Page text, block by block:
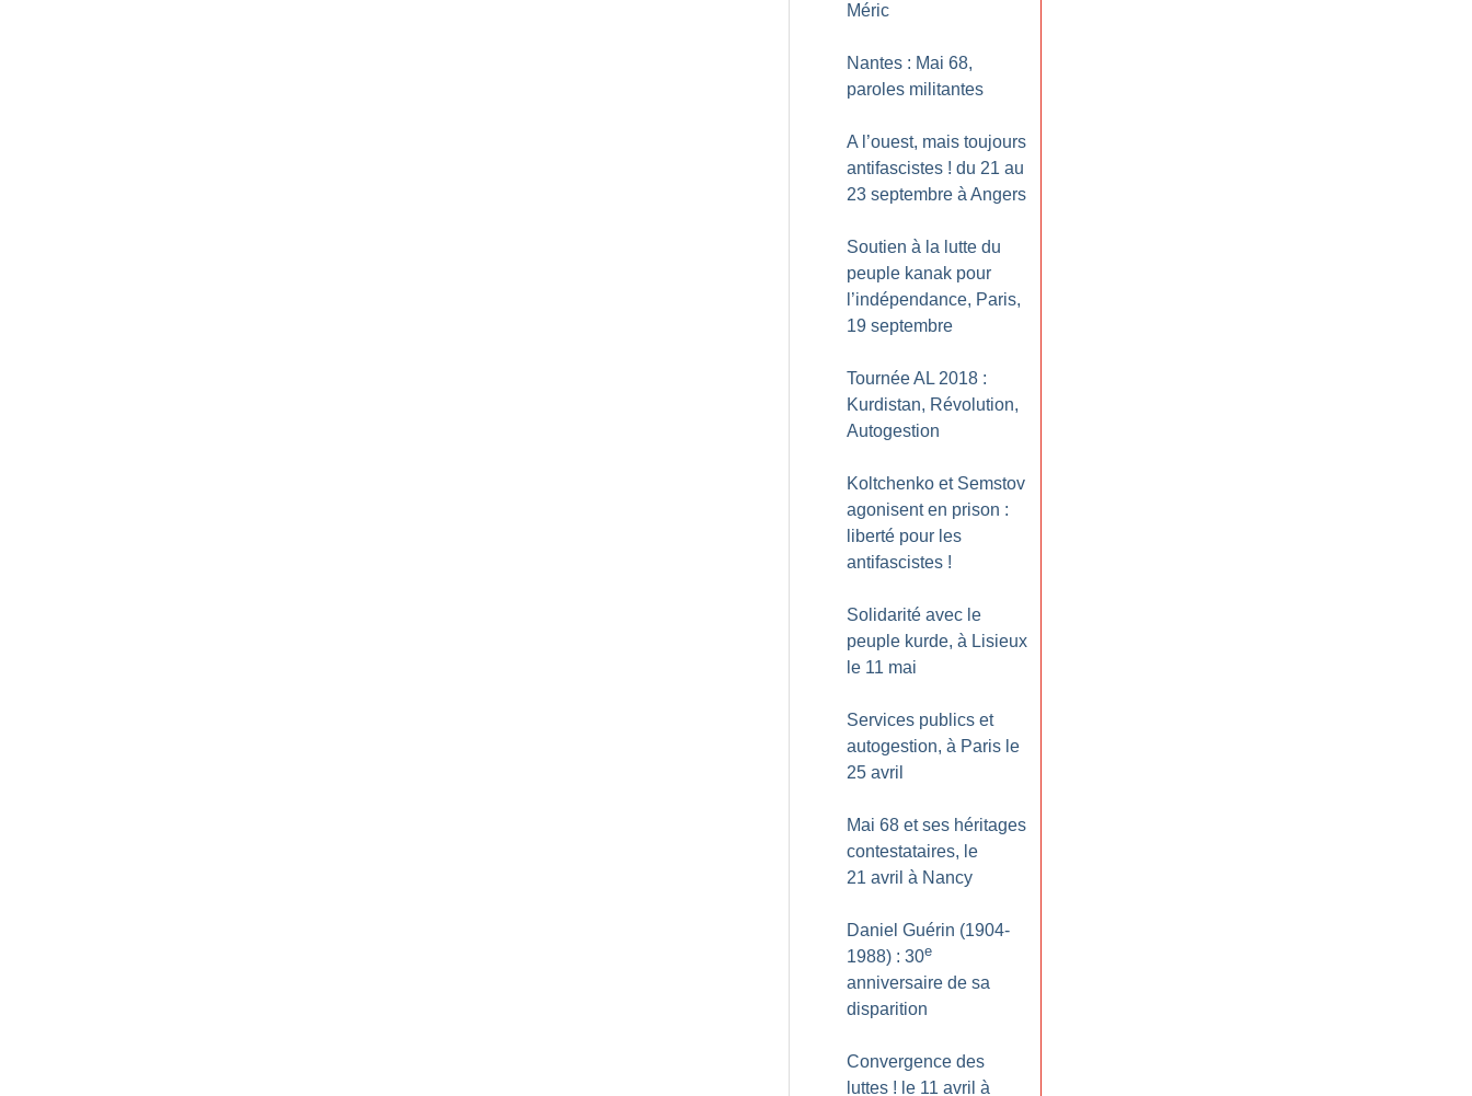
Méric
Nantes : Mai 68,
paroles militantes
A l’ouest, mais toujours
antifascistes ! du 21 au
23 septembre à Angers
Soutien à la lutte du
peuple kanak pour
l’indépendance, Paris,
19 septembre
Tournée AL 2018 :
Kurdistan, Révolution,
Autogestion
Koltchenko et Semstov
agonisent en prison :
liberté pour les
antifascistes !
Solidarité avec le
peuple kurde, à Lisieux
le 11 mai
Services publics et
autogestion, à Paris le
25 avril
Mai 68 et ses héritages
contestataires, le
21 avril à Nancy
Daniel Guérin (1904-
1988) : 30e
anniversaire de sa
disparition
Convergence des
luttes ! le 11 avril à